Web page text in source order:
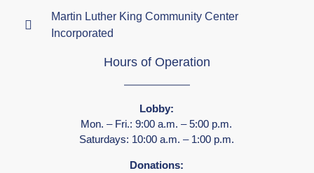
Martin Luther King Community Center
Incorporated
Hours of Operation
Lobby:
Mon. – Fri.: 9:00 a.m. – 5:00 p.m.
Saturdays: 10:00 a.m. – 1:00 p.m.
Donations: